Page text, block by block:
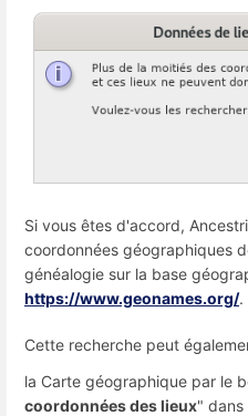
Si vous êtes d'accord,
coordonnées géographiques
généalogie sur la base
https://www.geonames.org/.
Cette recherche peut
la Carte géographique par le
coordonnées des lieux" dans